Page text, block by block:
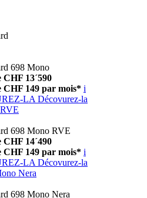
698 Mono
13´590
CHF 149 par mois* i
LA Décovurez-la
698 Mono RVE
14´490
CHF 149 par mois* i
LA Décovurez-la
Nera
698 Mono Nera